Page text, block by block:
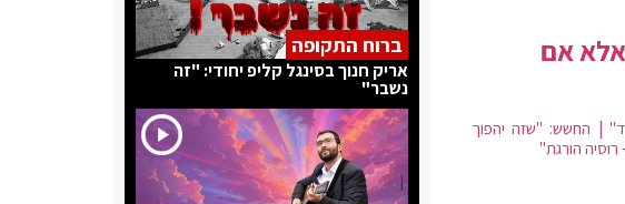
אלא אם
| החשש: "שזה יהפוך
הורגת"
ברוח התקופה
אריק חנוך בסינגל קליפ יחודי: "זה
נשבר"